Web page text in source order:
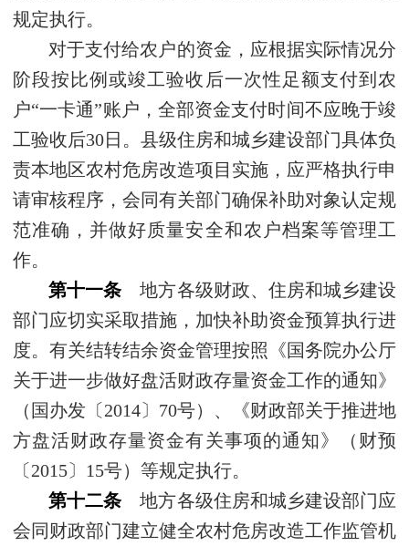
规定执行。
对于支付给农户的资金，应根据实际情况分
阶段按比例或竣工验收后一次性足额支付到农
户“一卡通”账户，全部资金支付时间不应晚于竣
工验收后30日。县级住房和城乡建设部门具体负
责本地区农村危房改造项目实施，应严格执行申
请审核程序，会同有关部门确保补助对象认定规
范准确，并做好质量安全和农户档案等管理工
作。
第十一条 地方各级财政、住房和城乡建设
部门应切实采取措施，加快补助资金预算执行进
度。有关结转结余资金管理按照《国务院办公厅
关于进一步做好盘活财政存量资金工作的通知》
（国办发〔2014〕70号）、《财政部关于推进地
方盘活财政存量资金有关事项的通知》（财预
〔2015〕15号）等规定执行。
第十二条 地方各级住房和城乡建设部门应
会同财政部门建立健全农村危房改造工作监管机